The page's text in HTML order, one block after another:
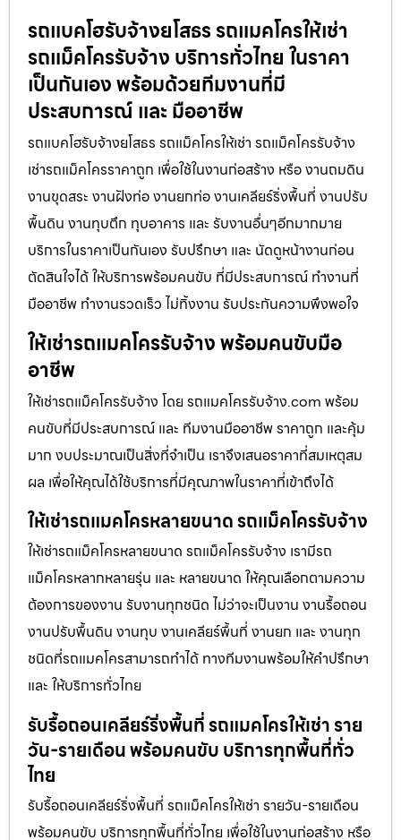
รถแบคโฮรับจ้างยโสธร รถแมคโครให้เช่า
รถแม็คโครรับจ้าง บริการทั่วไทย ในราคา
เป็นกันเอง พร้อมด้วยทีมงานที่มี
ประสบการณ์ และ มืออาชีพ
รถแบคโฮรับจ้างยโสธร รถแม็คโครให้เช่า รถแม็คโครรับจ้าง
เช่ารถแม็คโครราคาถูก เพื่อใช้ในงานก่อสร้าง หรือ งานถมดิน
งานขุดสระ งานฝังท่อ งานยกท่อ งานเคลียร์ริ่งพื้นที่ งานปรับ
พื้นดิน งานทุบตึก ทุบอาคาร และ รับงานอื่นๆอีกมากมาย
บริการในราคาเป็นกันเอง รับปรึกษา และ นัดดูหน้างานก่อน
ตัดสินใจได้ ให้บริการพร้อมคนขับ ที่มีประสบการณ์ ทำงานที่
มืออาชีพ ทำงานรวดเร็ว ไม่ทิ้งงาน รับประกันความพึงพอใจ
ให้เช่ารถแมคโครรับจ้าง พร้อมคนขับมือ
อาชีพ
ให้เช่ารถแม็คโครรับจ้าง โดย รถแมคโครรับจ้าง.com พร้อม
คนขับที่มีประสบการณ์ และ ทีมงานมืออาชีพ ราคาถูก และคุ้ม
มาก งบประมาณเป็นสิ่งที่จำเป็น เราจึงเสนอราคาที่สมเหตุสม
ผล เพื่อให้คุณได้ใช้บริการที่มีคุณภาพในราคาที่เข้าถึงได้
ให้เช่ารถแมคโครหลายขนาด รถแม็คโครรับจ้าง
ให้เช่ารถแม็คโครหลายขนาด รถแม็คโครรับจ้าง เรามีรถ
แม็คโครหลากหลายรุ่น และ หลายขนาด ให้คุณเลือกตามความ
ต้องการของงาน รับงานทุกชนิด ไม่ว่าจะเป็นงาน งานรื้อถอน
งานปรับพื้นดิน งานทุบ งานเคลียร์พื้นที่ งานยก และ งานทุก
ชนิดที่รถแมคโครสามารถทำได้ ทางทีมงานพร้อมให้คำปรึกษา
และ ให้บริการทั่วไทย
รับรื้อถอนเคลียร์ริ่งพื้นที่ รถแมคโครให้เช่า ราย
วัน-รายเดือน พร้อมคนขับ บริการทุกพื้นที่ทั่ว
ไทย
รับรื้อถอนเคลียร์ริ่งพื้นที่ รถแม็คโครให้เช่า รายวัน-รายเดือน
พร้อมคนขับ บริการทุกพื้นที่ทั่วไทย เพื่อใช้ในงานก่อสร้าง หรือ